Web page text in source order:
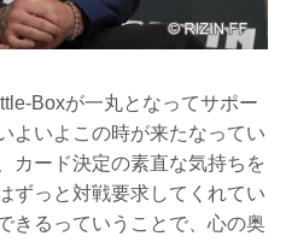
Boxが一丸となってサポー
よいよこの時が来たなってい
カード決定の素直な気持ちを
ずっと対戦要求してくれてい
きるっていうことで、心の奥